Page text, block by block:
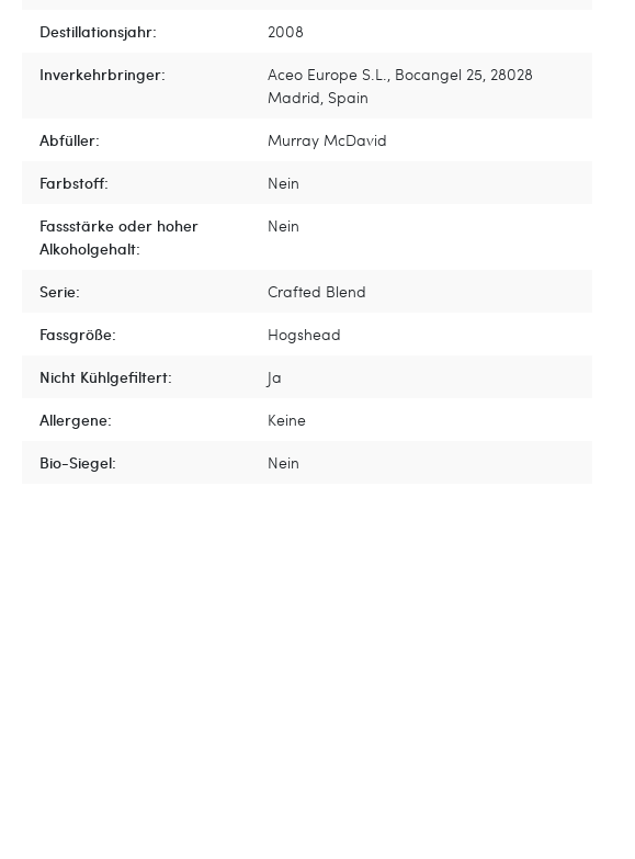
Destillationsjahr:
2008
Inverkehrbringer:
Aceo Europe S.L., Bocangel 25, 28028
Madrid, Spain
Abfüller:
Murray McDavid
Farbstoff:
Nein
Fassstärke oder hoher
Alkoholgehalt:
Nein
Serie:
Crafted Blend
Fassgröße:
Hogshead
Nicht Kühlgefiltert:
Ja
Allergene:
Keine
Bio-Siegel:
Nein